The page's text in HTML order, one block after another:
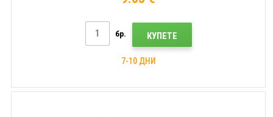
бр. КУПЕТЕ
7-10 ДНИ